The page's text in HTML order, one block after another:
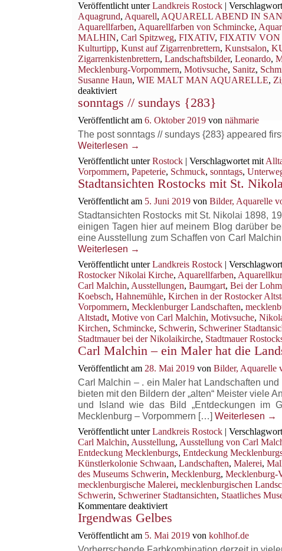
Veröffentlicht unter Landkreis Rostock |
Aquagrund, Aquarell, AQUARELL ABEND IN
Aquarellfarben, Aquarellfarben von Schmincke,
MALHIN, Carl Spitzweg, FIXATIV, FIXATIV VON
Kulturtipp, Kunst auf Zigarrenbrettern, Kunstsalon,
Zigarrenkistenbrettern, Landschaftsbilder, Leonardo,
Mecklenburg-Vorpommern, Motivsuche, Sanitz,
Susanne Haun, WIE MALT MAN AQUARELLE,
deaktiviertfür
Wie
malt
man
Aquarelle
auf
sonntags // sundays {283}
Veröffentlicht am 6. Oktober 2019 von nähmarie
The post sonntags // sundays {283} appeared
Weiterlesen →
Veröffentlicht unter Rostock | Verschlagwortet mit
Vorpommern, Papeterie, Schmuck, sonntags,
Stadtansichten Rostocks mit St.
Veröffentlicht am 5. Juni 2019 von Bilder, Aquarelle
Stadtansichten Rostocks mit St. Nikolai 1898,
einigen Tagen hier auf meinem Blog darüber
eine Ausstellung zum Schaffen von Carl
Weiterlesen →
Veröffentlicht unter Landkreis Rostock |
Rostocker Nikolai Kirche, Aquarellfarben,
Carl Malchin, Ausstellungen, Baumgart, Bei der
Koebsch, Hahnemühle, Kirchen in der Rostocker
Vorpommern, Mecklenburger Landschaften,
Altstadt, Motive von Carl Malchin, Motivsuche,
Kirchen, Schmincke, Schwerin, Schweriner
Stadtmauer bei der Nikolaikirche, Stadtmauer
Carl Malchin – ein Maler hat die
Veröffentlicht am 28. Mai 2019 von Bilder, Aquarelle
Carl Malchin – . ein Maler hat Landschaften
bieten mit den Bildern der „alten“ Meister viele
und Island wie das Bild „Entdeckungen im
Mecklenburg – Vorpommern […] Weiterlesen →
Veröffentlicht unter Landkreis Rostock |
Carl Malchin, Ausstellung, Ausstellung von Carl
Entdeckung Mecklenburgs, Entdeckung
Künstlerkolonie Schwaan, Landschaften, Malerei,
des Museums Schwerin, Mecklenburg, Mecklenburg-
mecklenburgische Malerei, mecklenburgischen
Schwerin, Schweriner Stadtansichten, Staatliches
Kommentare deaktiviertfür
Carl
–
ein
Irgendwas Gelbes
Veröffentlicht am 5. Mai 2019 von kohlhof.de